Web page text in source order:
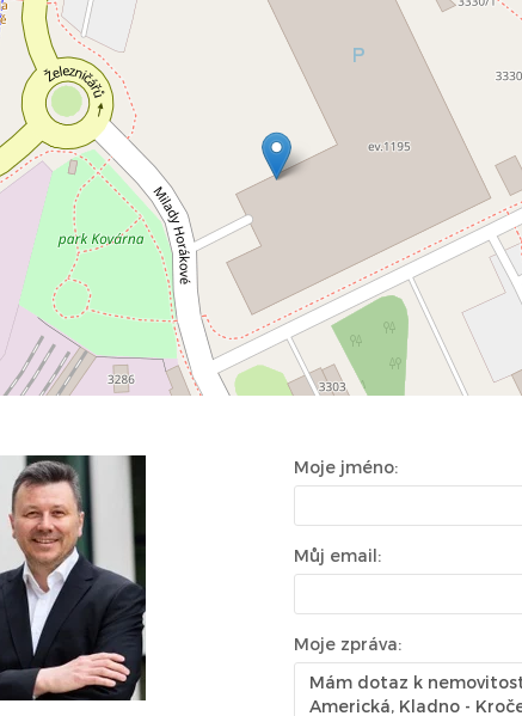
Moje jméno:
Můj email:
Moje zpráva: